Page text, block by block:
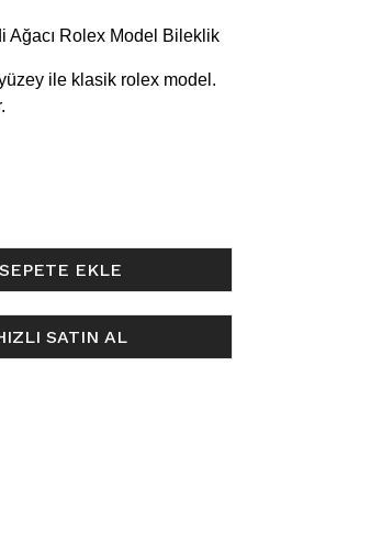
Ağacı Rolex Model Bileklik
ile klasik rolex model.
SEPETE EKLE
SATIN AL